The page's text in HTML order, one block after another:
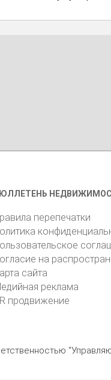
перепечатки
на
сайта
реклама
продвижение